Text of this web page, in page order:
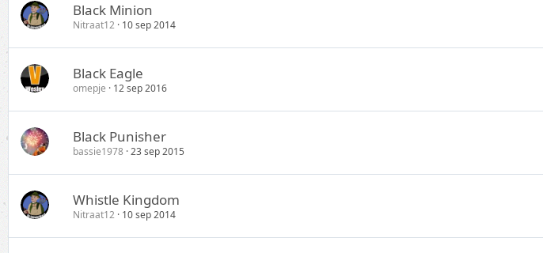
Black Minion
Nitraat12 10 sep 2014
Black Eagle
omepje 12 sep 2016
Black Punisher
bassie1978 23 sep 2015
Whistle Kingdom
Nitraat12 10 sep 2014